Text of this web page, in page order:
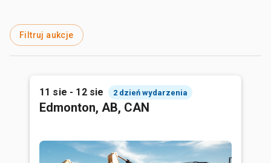
Filtruj aukcje
11 sie - 12 sie 2 dzień wydarzenia
Edmonton, AB, CAN